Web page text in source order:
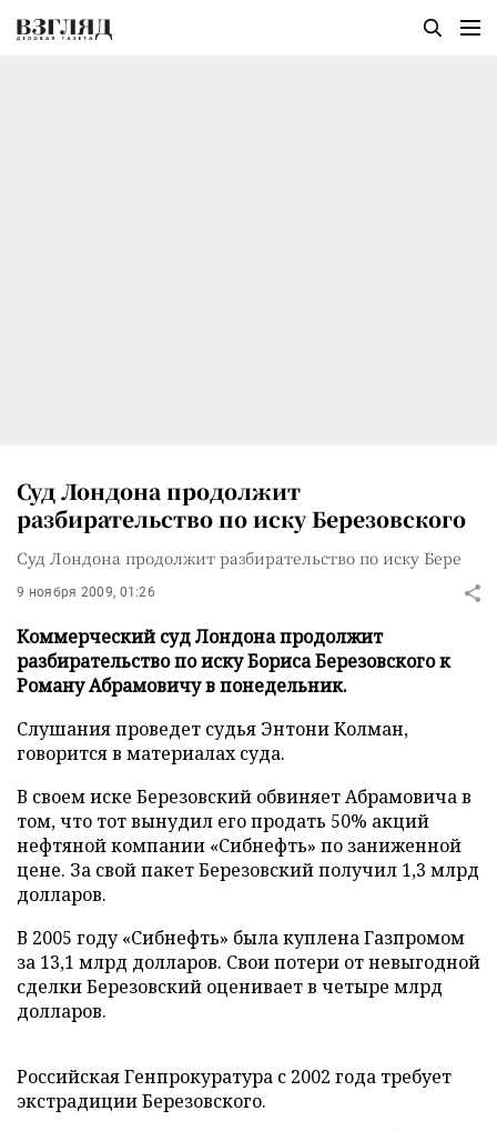
Суд Лондона продолжит
разбирательство по иску Березовского
Суд Лондона продолжит разбирательство по иску Бере
9 ноября 2009, 01:26
Коммерческий суд Лондона продолжит
разбирательство по иску Бориса Березовского к
Роману Абрамовичу в понедельник.
Слушания проведет судья Энтони Колман,
говорится в материалах суда.
В своем иске Березовский обвиняет Абрамовича в
том, что тот вынудил его продать 50% акций
нефтяной компании «Сибнефть» по заниженной
цене. За свой пакет Березовский получил 1,3 млрд
долларов.
В 2005 году «Сибнефть» была куплена Газпромом
за 13,1 млрд долларов. Свои потери от невыгодной
сделки Березовский оценивает в четыре млрд
долларов.
Российская Генпрокуратура с 2002 года требует
экстрадиции Березовского.